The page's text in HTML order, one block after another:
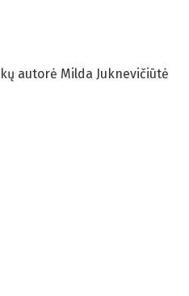
autorė Milda Juknevičiūtė